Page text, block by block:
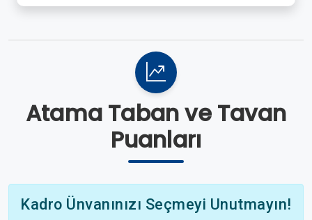
Atama Taban ve Tavan
Puanları
Kadro Ünvanınızı Seçmeyi Unutmayın!